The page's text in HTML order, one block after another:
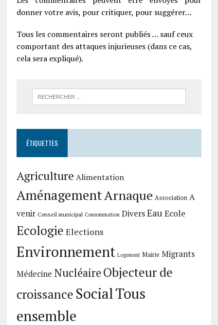
donner votre avis, pour critiquer, pour suggérer…
Tous les commentaires seront publiés … sauf ceux
comportant des attaques injurieuses (dans ce cas,
cela sera expliqué).
ÉTIQUETTES
Agriculture Alimentation
AménagementArnaque Association A
venir Conseil municipal Consommation DiversEau Ecole
Ecologie Elections
Environnement Logement Mairie Migrants
Médecine NucléaireObjecteur de
croissance SocialTous
ensemble